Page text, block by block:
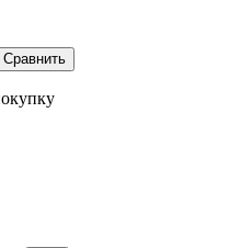
Сравнить